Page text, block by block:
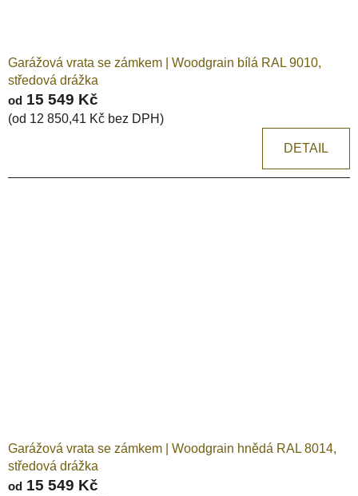
Garážová vrata se zámkem | Woodgrain bílá RAL 9010,
středová drážka
od 15 549 Kč
(od 12 850,41 Kč bez DPH)
DETAIL
Garážová vrata se zámkem | Woodgrain hnědá RAL 8014,
středová drážka
od 15 549 Kč